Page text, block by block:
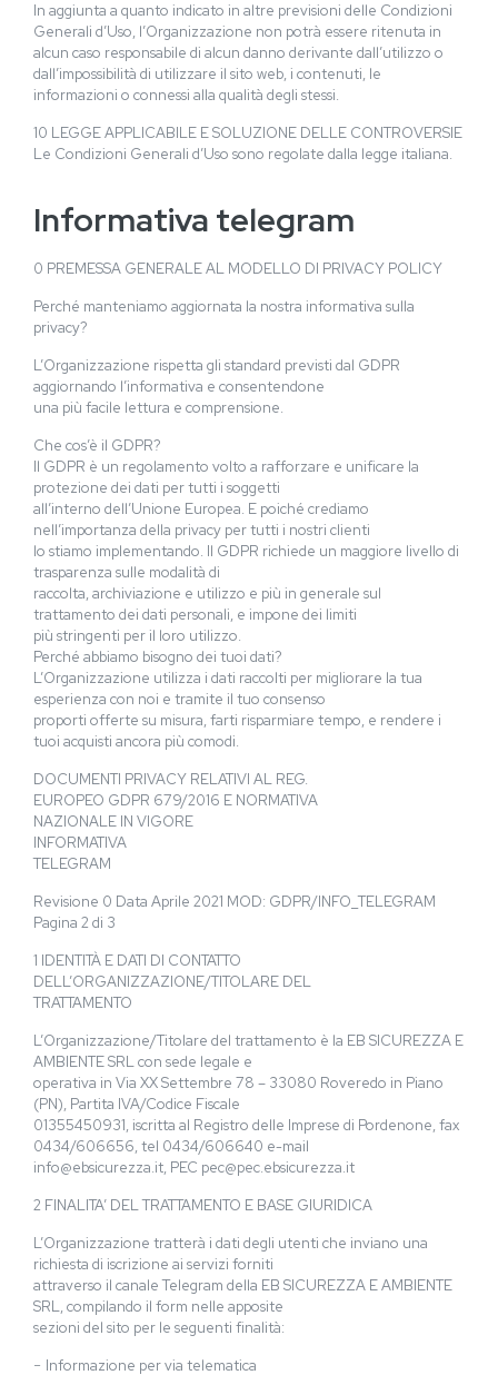
In aggiunta a quanto indicato in altre previsioni delle Condizioni
Generali d’Uso, l’Organizzazione non potrà essere ritenuta in
alcun caso responsabile di alcun danno derivante dall’utilizzo o
dall’impossibilità di utilizzare il sito web, i contenuti, le
informazioni o connessi alla qualità degli stessi.
10 LEGGE APPLICABILE E SOLUZIONE DELLE CONTROVERSIE
Le Condizioni Generali d’Uso sono regolate dalla legge italiana.
Informativa telegram
0 PREMESSA GENERALE AL MODELLO DI PRIVACY POLICY
Perché manteniamo aggiornata la nostra informativa sulla
privacy?
L’Organizzazione rispetta gli standard previsti dal GDPR
aggiornando l’informativa e consentendone
una più facile lettura e comprensione.
Che cos’è il GDPR?
Il GDPR è un regolamento volto a rafforzare e unificare la
protezione dei dati per tutti i soggetti
all’interno dell’Unione Europea. E poiché crediamo
nell’importanza della privacy per tutti i nostri clienti
lo stiamo implementando. Il GDPR richiede un maggiore livello di
trasparenza sulle modalità di
raccolta, archiviazione e utilizzo e più in generale sul
trattamento dei dati personali, e impone dei limiti
più stringenti per il loro utilizzo.
Perché abbiamo bisogno dei tuoi dati?
L’Organizzazione utilizza i dati raccolti per migliorare la tua
esperienza con noi e tramite il tuo consenso
proporti offerte su misura, farti risparmiare tempo, e rendere i
tuoi acquisti ancora più comodi.
DOCUMENTI PRIVACY RELATIVI AL REG.
EUROPEO GDPR 679/2016 E NORMATIVA
NAZIONALE IN VIGORE
INFORMATIVA
TELEGRAM
Revisione 0 Data Aprile 2021 MOD: GDPR/INFO_TELEGRAM
Pagina 2 di 3
1 IDENTITÀ E DATI DI CONTATTO
DELL’ORGANIZZAZIONE/TITOLARE DEL
TRATTAMENTO
L’Organizzazione/Titolare del trattamento è la EB SICUREZZA E
AMBIENTE SRL con sede legale e
operativa in Via XX Settembre 78 – 33080 Roveredo in Piano
(PN), Partita IVA/Codice Fiscale
01355450931, iscritta al Registro delle Imprese di Pordenone, fax
0434/606656, tel 0434/606640 e-mail
info@ebsicurezza.it, PEC pec@pec.ebsicurezza.it
2 FINALITA’ DEL TRATTAMENTO E BASE GIURIDICA
L’Organizzazione tratterà i dati degli utenti che inviano una
richiesta di iscrizione ai servizi forniti
attraverso il canale Telegram della EB SICUREZZA E AMBIENTE
SRL, compilando il form nelle apposite
sezioni del sito per le seguenti finalità:
− Informazione per via telematica